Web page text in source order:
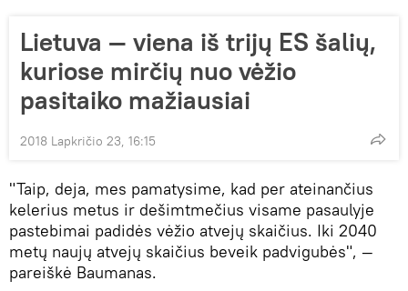
Lietuva ― viena iš trijų ES šalių,
kuriose mirčių nuo vėžio
pasitaiko mažiausiai
2018 Lapkričio 23, 16:15
"Taip, deja, mes pamatysime, kad per ateinančius
kelerius metus ir dešimtmečius visame pasaulyje
pastebimai padidės vėžio atvejų skaičius. Iki 2040
metų naujų atvejų skaičius beveik padvigubės", —
pareiškė Baumanas.